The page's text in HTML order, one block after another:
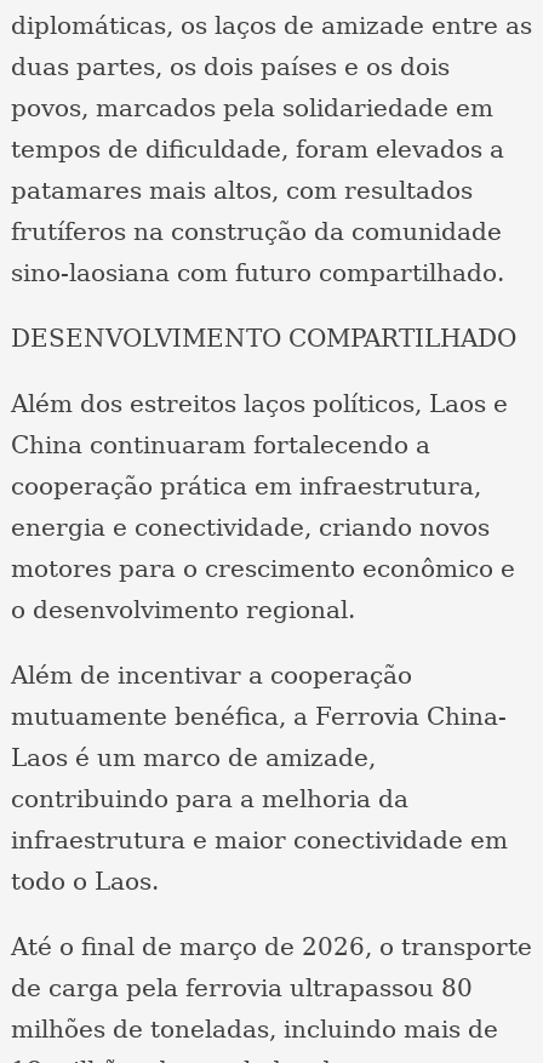
diplomáticas, os laços de amizade entre as
duas partes, os dois países e os dois
povos, marcados pela solidariedade em
tempos de dificuldade, foram elevados a
patamares mais altos, com resultados
frutíferos na construção da comunidade
sino-laosiana com futuro compartilhado.
DESENVOLVIMENTO COMPARTILHADO
Além dos estreitos laços políticos, Laos e
China continuaram fortalecendo a
cooperação prática em infraestrutura,
energia e conectividade, criando novos
motores para o crescimento econômico e
o desenvolvimento regional.
Além de incentivar a cooperação
mutuamente benéfica, a Ferrovia China-
Laos é um marco de amizade,
contribuindo para a melhoria da
infraestrutura e maior conectividade em
todo o Laos.
Até o final de março de 2026, o transporte
de carga pela ferrovia ultrapassou 80
milhões de toneladas, incluindo mais de